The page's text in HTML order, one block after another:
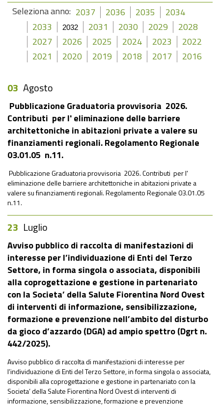
Seleziona anno: 2037 2036 2035
2034
2033
2032 2031 2030 2029
2028
2027
2026 2025 2024 2023
2022
2021
2020 2019 2018 2017 2016
03 Agosto
Pubblicazione Graduatoria provvisoria 2026.
Contributi per l' eliminazione delle barriere
architettoniche in abitazioni private a valere su
finanziamenti regionali. Regolamento Regionale
03.01.05 n.11.
Pubblicazione Graduatoria provvisoria 2026. Contributi per l'
eliminazione delle barriere architettoniche in abitazioni private a
valere su finanziamenti regionali. Regolamento Regionale 03.01.05
n.11.
23 Luglio
Avviso pubblico di raccolta di manifestazioni di
interesse per l’individuazione di Enti del Terzo
Settore, in forma singola o associata, disponibili
alla coprogettazione e gestione in partenariato
con la Societa’ della Salute Fiorentina Nord Ovest
di interventi di informazione, sensibilizzazione,
formazione e prevenzione nell’ambito del disturbo
da gioco d’azzardo (DGA) ad ampio spettro (Dgrt n.
442/2025).
Avviso pubblico di raccolta di manifestazioni di interesse per
l’individuazione di Enti del Terzo Settore, in forma singola o associata,
disponibili alla coprogettazione e gestione in partenariato con la
Societa’ della Salute Fiorentina Nord Ovest di interventi di
informazione, sensibilizzazione, formazione e prevenzione